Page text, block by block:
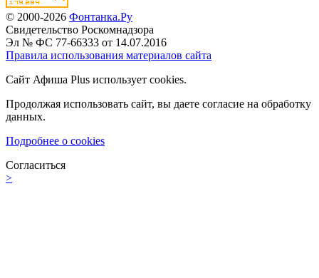
© 2000-2026 Фонтанка.Ру
Свидетельство Роскомнадзора
Эл № ФС 77-66333 от 14.07.2016
Правила использования материалов сайта
Сайт Афиша Plus использует cookies.
Продолжая использовать сайт, вы даете согласие на обработку
данных.
Подробнее о cookies
Согласиться
>